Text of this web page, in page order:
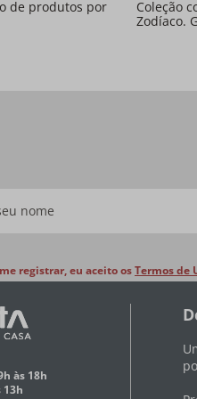
de produtos por
Coleção
Zodíaco.
registrar, eu aceito osTermos de
às 18h
13h